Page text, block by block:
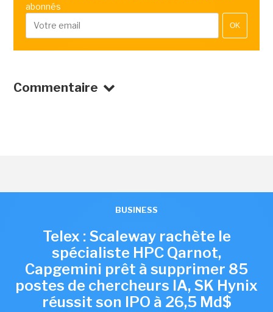
abonnés
OK
Commentaire
BUSINESS
Telex : Scaleway rachète le
spécialiste HPC Qarnot,
Capgemini prêt à supprimer 85
postes de chercheurs IA, SK Hynix
réussit son IPO à 26,5 Md$